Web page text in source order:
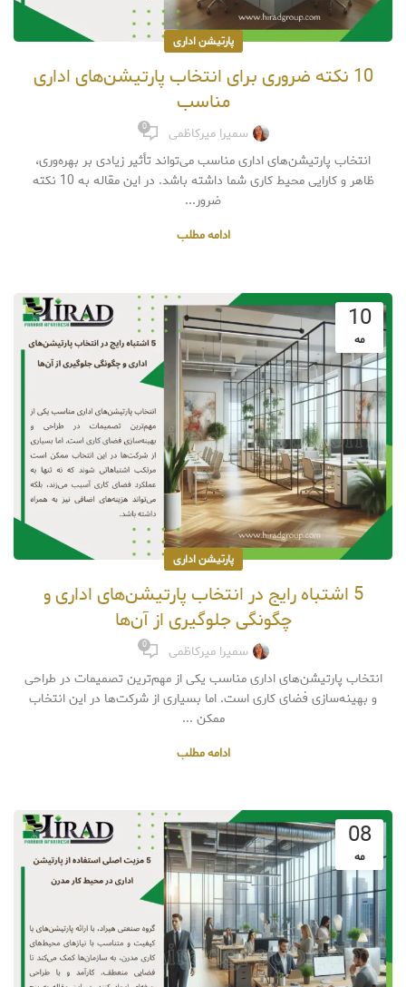
پارتیشن اداری
10 نکته ضروری برای انتخاب پارتیشن‌های اداری
مناسب
سمیرا میرکاظمی 0
انتخاب پارتیشن‌های اداری مناسب می‌تواند تأثیر زیادی بر بهره‌وری،
ظاهر و کارایی محیط کاری شما داشته باشد. در این مقاله به 10 نکته
ضرور...
ادامه مطلب
10
مه
پارتیشن اداری
5 اشتباه رایج در انتخاب پارتیشن‌های اداری و
چگونگی جلوگیری از آن‌ها
سمیرا میرکاظمی 0
انتخاب پارتیشن‌های اداری مناسب یکی از مهم‌ترین تصمیمات در طراحی
و بهینه‌سازی فضای کاری است. اما بسیاری از شرکت‌ها در این انتخاب
ممکن ...
ادامه مطلب
08
مه